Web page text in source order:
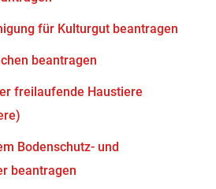
für Kulturgut beantragen
beantragen
freilaufende Haustiere
Bodenschutz- und
beantragen